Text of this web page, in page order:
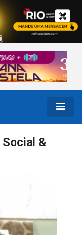
Social &